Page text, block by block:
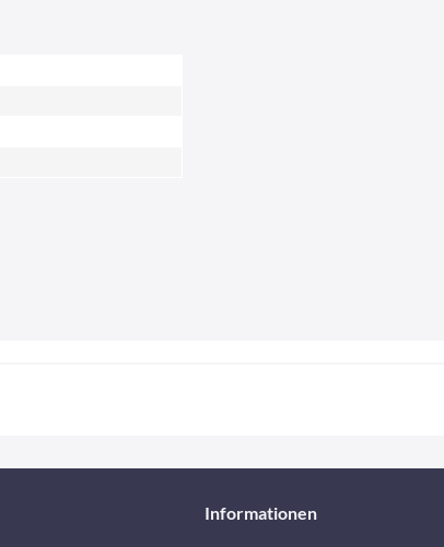
Informationen